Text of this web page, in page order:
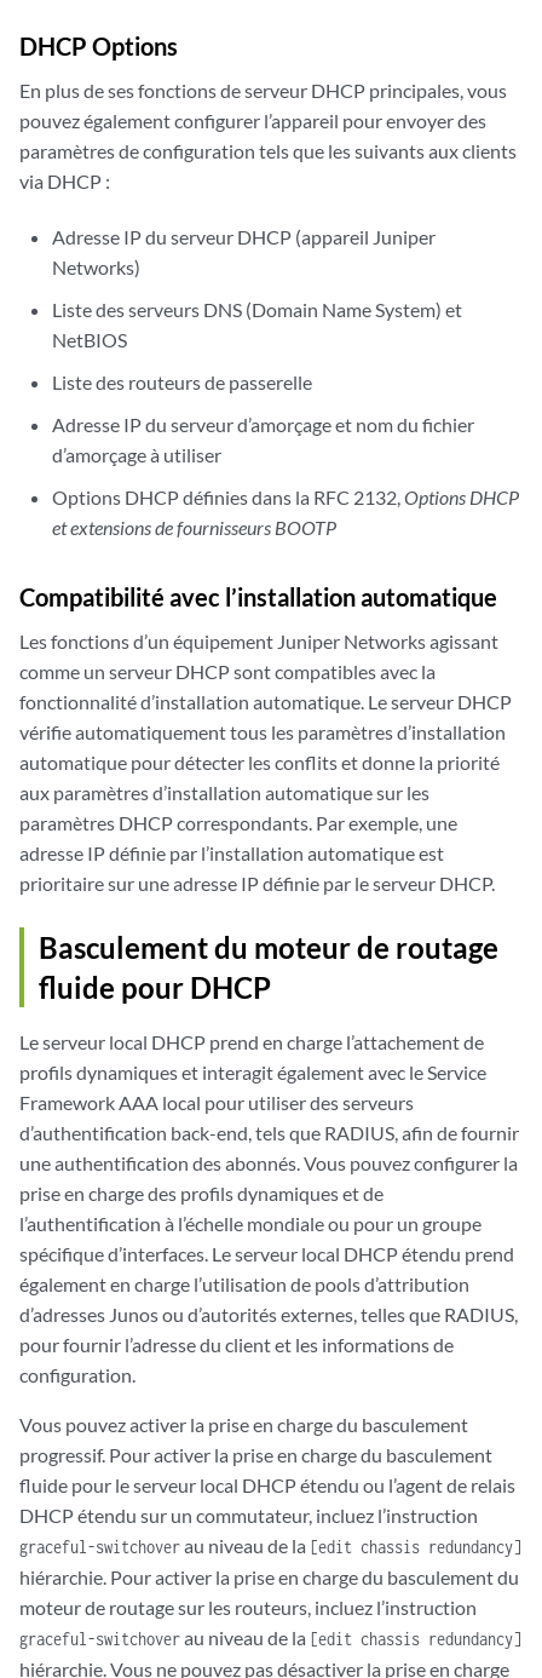
DHCP Options
En plus de ses fonctions de serveur DHCP principales, vous
pouvez également configurer l’appareil pour envoyer des
paramètres de configuration tels que les suivants aux clients
via DHCP :
Adresse IP du serveur DHCP (appareil Juniper
Networks)
Liste des serveurs DNS (Domain Name System) et
NetBIOS
Liste des routeurs de passerelle
Adresse IP du serveur d’amorçage et nom du fichier
d’amorçage à utiliser
Options DHCP définies dans la RFC 2132,Options DHCP
et extensions de fournisseurs BOOTP
Compatibilité avec l’installation automatique
Les fonctions d’un équipement Juniper Networks agissant
comme un serveur DHCP sont compatibles avec la
fonctionnalité d’installation automatique. Le serveur DHCP
vérifie automatiquement tous les paramètres d’installation
automatique pour détecter les conflits et donne la priorité
aux paramètres d’installation automatique sur les
paramètres DHCP correspondants. Par exemple, une
adresse IP définie par l’installation automatique est
prioritaire sur une adresse IP définie par le serveur DHCP.
Basculement du moteur de routage
fluide pour DHCP
Le serveur local DHCP prend en charge l’attachement de
profils dynamiques et interagit également avec le Service
Framework AAA local pour utiliser des serveurs
d’authentification back-end, tels que RADIUS, afin de fournir
une authentification des abonnés. Vous pouvez configurer la
prise en charge des profils dynamiques et de
l’authentification à l’échelle mondiale ou pour un groupe
spécifique d’interfaces. Le serveur local DHCP étendu prend
également en charge l’utilisation de pools d’attribution
d’adresses Junos ou d’autorités externes, telles que RADIUS,
pour fournir l’adresse du client et les informations de
configuration.
Vous pouvez activer la prise en charge du basculement
progressif. Pour activer la prise en charge du basculement
fluide pour le serveur local DHCP étendu ou l’agent de relais
DHCP étendu sur un commutateur, incluez l’instruction
graceful-switchoverau niveau de la [edit chassis redundancy]
hiérarchie. Pour activer la prise en chargedu basculement du
moteur de routage sur les routeurs, incluez l’instruction
graceful-switchoverau niveau de la [edit chassis redundancy]
hiérarchie. Vous ne pouvez pas désactiver la prise en charge